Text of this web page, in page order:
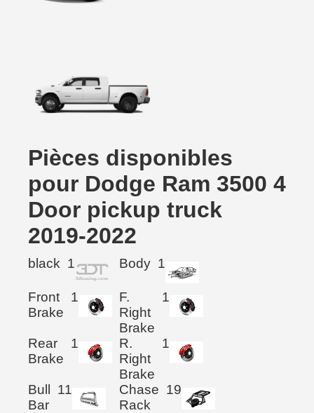
Pièces disponibles
pour Dodge Ram 3500 4
Door pickup truck
2019-2022
black 1 Body 1
Front
Brake
1
F.
Right
Brake
1
Rear
Brake
1
R.
Right
Brake
1
Bull
Bar
11
Chase
Rack
19